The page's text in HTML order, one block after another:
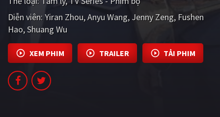
PHIM BỘ
PHIM LẺ
PHIM CHIẾU RẠP
TUYỂN TẬP PHIM
BLOG
Diễn viên: Yiran Zhou Anyu Wang Jenny Zeng Fushen
Hao Shuang Wu
XEM PHIM TRAILER TẢI PHIM